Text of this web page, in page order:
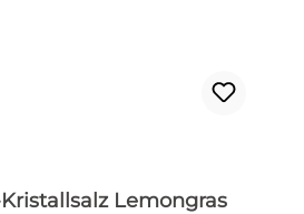
Lemongras